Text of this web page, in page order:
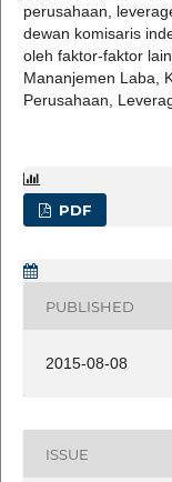
perusahaan,
dewan komisaris
oleh faktor-faktor
Mananjemen Laba,
Perusahaan,
PDF
PUBLISHED
2015-08-08
ISSUE